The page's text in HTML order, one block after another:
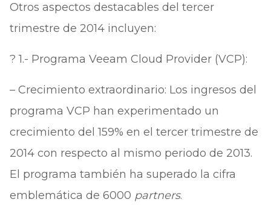
Otros aspectos destacables del tercer
trimestre de 2014 incluyen:
? 1.- Programa Veeam Cloud Provider (VCP):
– Crecimiento extraordinario: Los ingresos del
programa VCP han experimentado un
crecimiento del 159% en el tercer trimestre de
2014 con respecto al mismo periodo de 2013.
El programa también ha superado la cifra
emblemática de 6000 partners.